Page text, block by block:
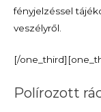
fényjelzéssel
veszélyről.
[/
Polírozott